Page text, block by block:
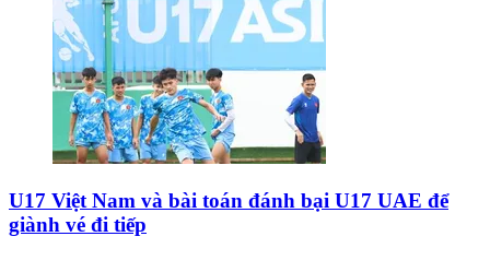
U17 Việt Nam và bài toán đánh bại U17 UAE để
giành vé đi tiếp